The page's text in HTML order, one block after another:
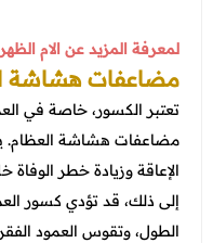
لمعرفة المزيد عن الام
مضاعفات هشاشة
تعتبر الكسور، خاصة في
مضاعفات هشاشة العظام.
الإعاقة وزيادة خطر الوفاة
إلى ذلك، قد تؤدي كسور
الطول، وتقوس العمود